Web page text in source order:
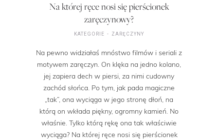
Na której ręce nosi się pierścionek
zaręczynowy?
KATEGORIE ZARĘCZYNY
Na pewno widziałaś mnóstwo filmów i seriali z
motywem zaręczyn. On klęka na jedno kolano,
jej zapiera dech w piersi, za nimi cudowny
zachód słońca. Po tym, jak pada magiczne
„tak”, ona wyciąga w jego stronę dłoń, na
którą on wkłada piękny, ogromny kamień. No
właśnie. Tylko którą rękę ona tak właściwie
wyciąga? Na której ręce nosi się pierścionek